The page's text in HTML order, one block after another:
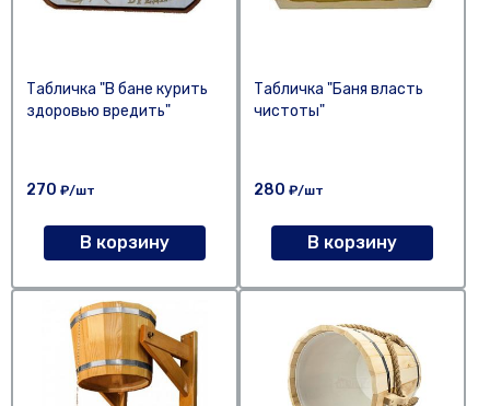
Табличка "В бане курить
здоровью вредить"
270 ₽/шт
В корзину
Табличка "Баня власть
чистоты"
280 ₽/шт
В корзину